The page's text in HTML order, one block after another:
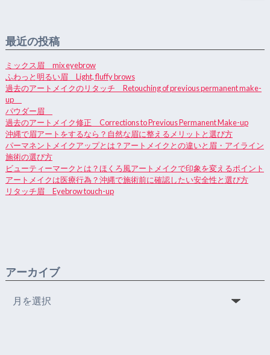
最近の投稿
ミックス眉 mix eyebrow
ふわっと明るい眉 Light, fluffy brows
過去のアートメイクのリタッチ Retouching of previous permanent make-
up
パウダー眉
過去のアートメイク修正 Corrections to Previous Permanent Make-up
沖縄で眉アートをするなら？自然な眉に整えるメリットと選び方
パーマネントメイクアップとは？アートメイクとの違いと眉・アイライン
施術の選び方
ビューティーマークとは？ほくろ風アートメイクで印象を変えるポイント
アートメイクは医療行為？沖縄で施術前に確認したい安全性と選び方
リタッチ眉 Eyebrow touch-up
アーカイブ
ー